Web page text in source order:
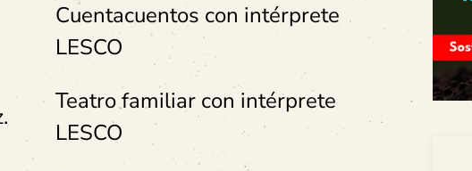
Cuentacuentos con intérprete
LESCO
Teatro familiar con intérprete
LESCO